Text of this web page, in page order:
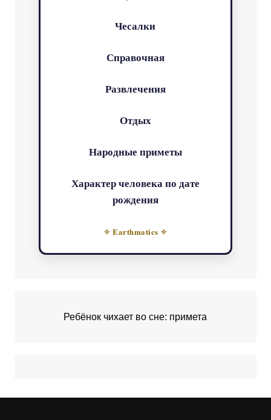
Чесалки
Справочная
Развлечения
Отдых
Народные приметы
Характер человека по дате
рождения
✧ Earthmatics ✧
Ребёнок чихает во сне: примета